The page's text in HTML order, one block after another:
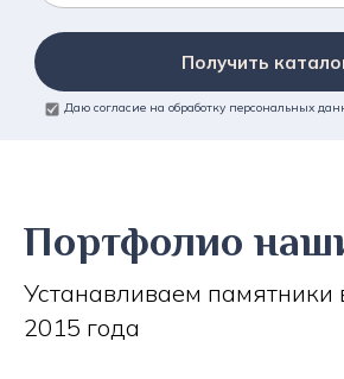
Получить
Даю согласие на обработку персональных
Портфолио
Устанавливаем памятники
2015 года